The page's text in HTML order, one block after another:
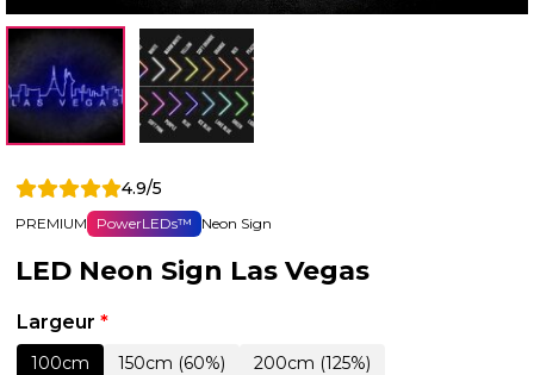
4.9/5
PREMIUM PowerLEDs™ Neon Sign
LED Neon Sign Las Vegas
Largeur *
100cm 150cm (60%)
200cm (125%)